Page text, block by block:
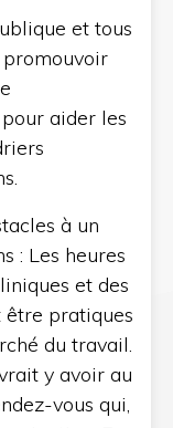
et tous
aider les
à un
: Les heures
et des
être pratiques
du travail.
y avoir au
vous qui,